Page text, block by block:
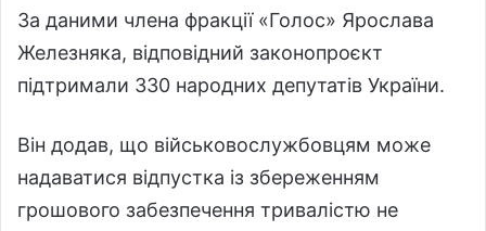
За даними члена фракції «Голос» Ярослава
Железняка, відповідний законопроєкт
підтримали 330 народних депутатів України.
Він додав, що військовослужбовцям може
надаватися відпустка із збереженням
грошового забезпечення тривалістю не